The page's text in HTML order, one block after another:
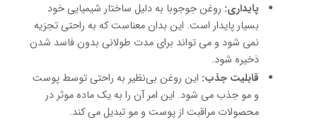
پایداری: روغن جوجوبا به دلیل ساختار شیمیایی خود
بسیار پایدار است. این بدان معناست که به راحتی تجزیه
نمی شود و می تواند برای مدت طولانی بدون فاسد شدن
ذخیره شود.
قابلیت جذب: این روغن بی‌نظیر به راحتی توسط پوست
و مو جذب می شود. این امر آن را به یک ماده موثر در
محصولات مراقبت از پوست و مو تبدیل می کند.